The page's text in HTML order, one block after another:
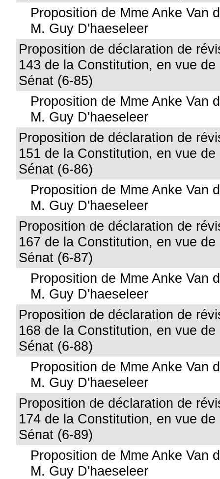
Proposition de Mme Anke Van
M. Guy D'haeseleer
Proposition de déclaration de
143 de la Constitution, en vue de
Sénat (6-85)
Proposition de Mme Anke Van
M. Guy D'haeseleer
Proposition de déclaration de
151 de la Constitution, en vue de
Sénat (6-86)
Proposition de Mme Anke Van
M. Guy D'haeseleer
Proposition de déclaration de
167 de la Constitution, en vue de
Sénat (6-87)
Proposition de Mme Anke Van
M. Guy D'haeseleer
Proposition de déclaration de
168 de la Constitution, en vue de
Sénat (6-88)
Proposition de Mme Anke Van
M. Guy D'haeseleer
Proposition de déclaration de
174 de la Constitution, en vue de
Sénat (6-89)
Proposition de Mme Anke Van
M. Guy D'haeseleer